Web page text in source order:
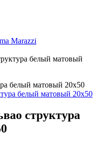
Marazzi
белый матовый
белый матовый 20х50
структура